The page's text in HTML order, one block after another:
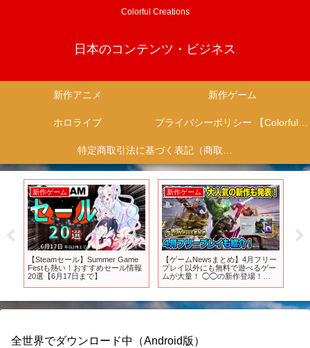
Colorful Creations
日本のコンテンツ・ビジネス
新作アニメ 新作ゲーム
ホロライブ プライバシーポリシー 【Colorful Creation】
特定商取引法に基づく表記（商取引に関する開示）
新作ゲーム
【Steamセール】Summer Game
Festも熱い！おすすめセール情報
20選【6月17日まで】
新作ゲーム
【ゲームNewsまとめ】4月フリー
プレイ以外にも無料で遊べるゲー
ムが大量！ ◯◯の新作登場！
全世界でダウンロード中（Android版）